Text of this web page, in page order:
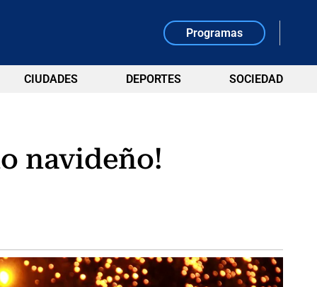
Programas
CIUDADES DEPORTES SOCIEDAD
navideño!